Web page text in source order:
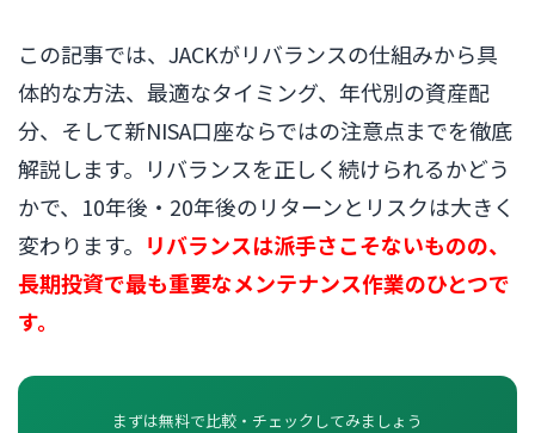
この記事では、JACKがリバランスの仕組みから具
体的な方法、最適なタイミング、年代別の資産配
分、そして新NISA口座ならではの注意点までを徹底
解説します。リバランスを正しく続けられるかどう
かで、10年後・20年後のリターンとリスクは大きく
変わります。 リバランスは派手さこそないものの、
長期投資で最も重要なメンテナンス作業のひとつで
す。
まずは無料で比較・チェックしてみましょう